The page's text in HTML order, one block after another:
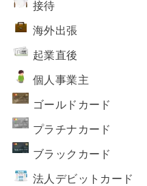
接待
海外出張
起業直後
個人事業主
ゴールドカード
プラチナカード
ブラックカード
法人デビットカード